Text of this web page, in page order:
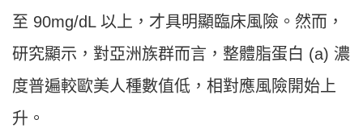
至 90mg/dL 以上，才具明顯臨床風險。然而，
研究顯示，對亞洲族群而言，整體脂蛋白 (a) 濃
度普遍較歐美人種數值低，相對應風險開始上
升。